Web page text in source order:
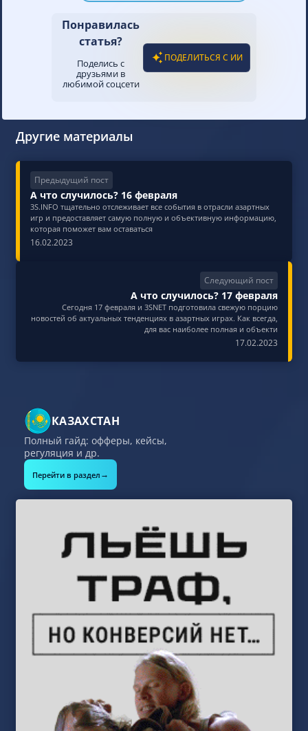
Понравилась
статья?
Поделись с
друзьями в
любимой соцсети
ПОДЕЛИТЬСЯ С ИИ
Другие материалы
Предыдущий пост
А что случилось? 16 февраля
3S.INFO тщательно отслеживает все события в отрасли азартных
игр и предоставляет самую полную и объективную информацию,
которая поможет вам оставаться
16.02.2023
Следующий пост
А что случилось? 17 февраля
Сегодня 17 февраля и 3SNET подготовила свежую порцию
новостей об актуальных тенденциях в азартных играх. Как всегда,
для вас наиболее полная и объекти
17.02.2023
КАЗАХСТАН
Полный гайд: офферы, кейсы,
регуляция и др.
Перейти в раздел →